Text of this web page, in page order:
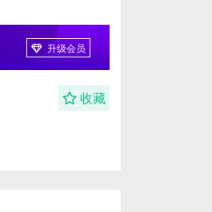
升级会员
收藏